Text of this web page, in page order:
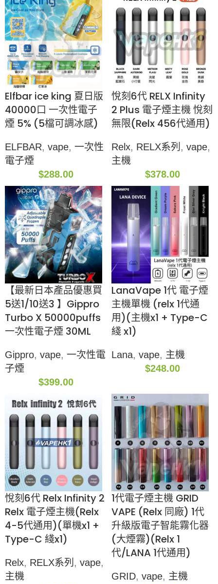
Elfbar ice king 夏日版
40000口 一次性電子
煙 5% (5檔可調冰感)
ELFBAR, vape, 一次性
電子煙
$288.00
悅刻6代 RELX Infinity
2 Plus 電子煙主機 悅刻
無限(Relx 456代通用)
Relx, RELX系列 , vape,
主機
$378.00
【最新日本產品優惠買
5送1/10送3 】Gippro
Turbo X 50000puffs
一次性電子煙 30ML
Gippro, vape, 一次性電
子煙
$399.00
LanaVape 1代 電子煙
主機單機 (relx 1代通
用)(主機x1 + Type-C
綫 x1)
Lana, vape, 主機
$248.00
悅刻6代 Relx Infinity 2
Relx 電子煙主機(Relx
4-5代通用)(單機x1 +
Type-C 綫x1)
Relx, RELX系列 , vape,
主機
1代電子煙主機 GRID
VAPE (Relx 同廠) 1代
升級版電子智能霧化器
(大煙霧)(Relx 1
代/LANA 1代通用)
GRID, vape, 主機